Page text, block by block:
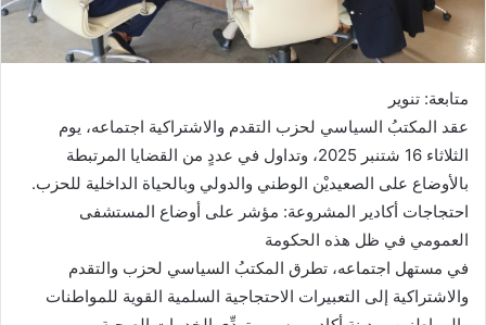
متابعة: تنوير
عقد المكتبُ السياسي لحزب التقدم والاشتراكية اجتماعه، يوم
الثلاثاء 16 شتنبر 2025، وتداول في عددٍ من القضايا المرتبطة
بالأوضاع على الصعيديْن الوطني والدولي وبالحياة الداخلية للحزب.
احتجاجات أكادير المشروعة: مؤشر على أوضاع المستشفى
العمومي في ظل هذه الحكومة
في مستهل اجتماعه، تطرق المكتبُ السياسي لحزب والتقدم
والاشتراكية إلى التعبيرات الاحتجاجية السلمية القوية للمواطنات